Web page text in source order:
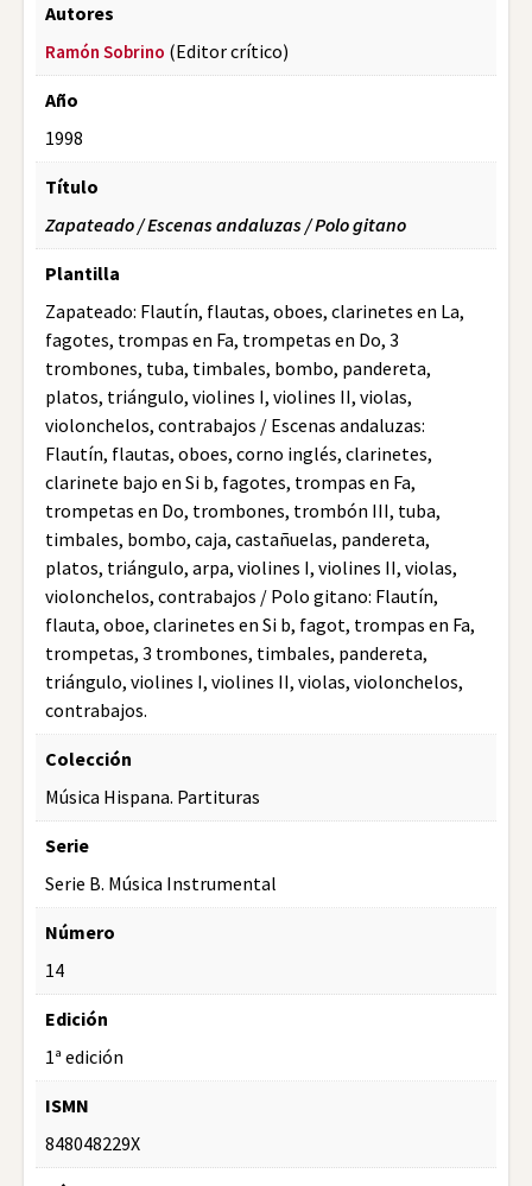
Autores
Ramón Sobrino (Editor crítico)
Año
1998
Título
Zapateado / Escenas andaluzas / Polo gitano
Plantilla
Zapateado: Flautín, flautas, oboes, clarinetes en La,
fagotes, trompas en Fa, trompetas en Do, 3
trombones, tuba, timbales, bombo, pandereta,
platos, triángulo, violines I, violines II, violas,
violonchelos, contrabajos / Escenas andaluzas:
Flautín, flautas, oboes, corno inglés, clarinetes,
clarinete bajo en Si b, fagotes, trompas en Fa,
trompetas en Do, trombones, trombón III, tuba,
timbales, bombo, caja, castañuelas, pandereta,
platos, triángulo, arpa, violines I, violines II, violas,
violonchelos, contrabajos / Polo gitano: Flautín,
flauta, oboe, clarinetes en Si b, fagot, trompas en Fa,
trompetas, 3 trombones, timbales, pandereta,
triángulo, violines I, violines II, violas, violonchelos,
contrabajos.
Colección
Música Hispana. Partituras
Serie
Serie B. Música Instrumental
Número
14
Edición
1ª edición
ISMN
848048229X